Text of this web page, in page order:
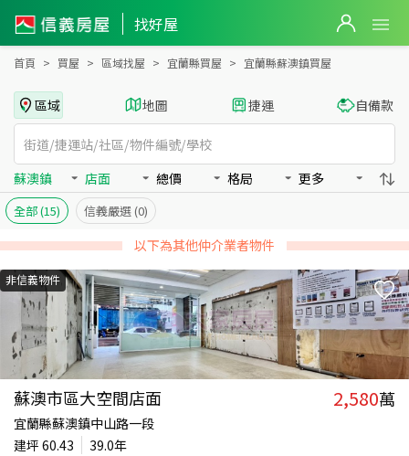
找好屋
宜蘭縣蘇澳鎮買房：店面房屋物件出售、房價分析
首頁 買屋 區域找屋 宜蘭縣買屋 宜蘭縣蘇澳鎮買屋
區域 地圖 捷運 自備款
蘇澳鎮 店面 總價 格局 更多
全部(15) 信義嚴選 (0)
以下為其他仲介業者物件
非信義物件
蘇澳市區大空間店面 2,580萬
宜蘭縣蘇澳鎮中山路一段
建坪 60.43
39.0年